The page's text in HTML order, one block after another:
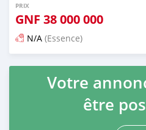
PRIX
GNF 38 000 000
N/A (Essence)
Publié il y a plus de 3 ans
Votre
être